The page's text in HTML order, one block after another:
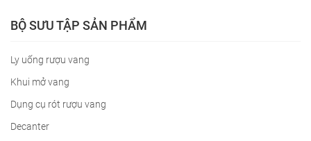
BỘ SƯU TẬP SẢN PHẨM
Ly uống rượu vang
Khui mở vang
Dụng cụ rót rượu vang
Decanter